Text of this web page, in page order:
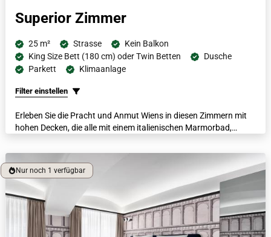
Superior Zimmer
25 m² Strasse
Kein Balkon
King Size Bett (180 cm) oder Twin Betten
Dusche
Parkett
Klimaanlage
Filter einstellen
Erleben Sie die Pracht und Anmut Wiens in diesen Zimmern mit
hohen Decken, die alle mit einem italienischen Marmorbad,
Nespresso-Kaffeemaschine ausgestattet sind. Jedes Zimmer
verfügt über einen Blick auf den Innenhof oder eine schicke
Wiener Seitenstraße.
Nur noch 1 verfügbar